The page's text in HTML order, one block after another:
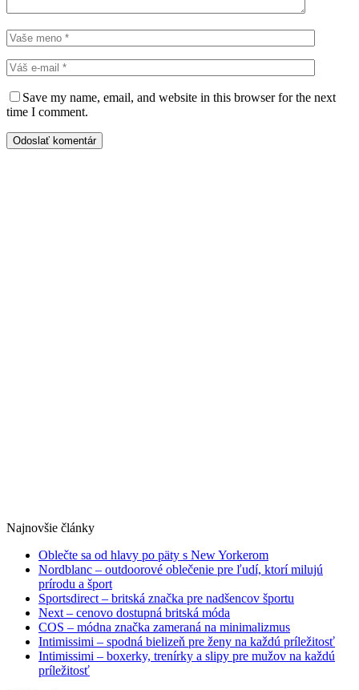
Save my name, email, and website in this browser for the next
time I comment.
Najnovšie články
Oblečte sa od hlavy po päty s New Yorkerom
Nordblanc – outdoorové oblečenie pre ľudí, ktorí milujú
prírodu a šport
Sportsdirect – britská značka pre nadšencov športu
Next – cenovo dostupná britská móda
COS – módna značka zameraná na minimalizmus
Intimissimi – spodná bielizeň pre ženy na každú príležitosť
Intimissimi – boxerky, trenírky a slipy pre mužov na každú
príležitosť